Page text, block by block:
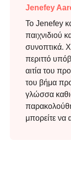
Jenefey
Το Jenefey
παιχνιδιού
συνοπτικά.
περιττό
αιτία του
του βήμα
γλώσσα
μπορείτε να